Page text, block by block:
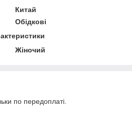
Китай
Обідкові
Жіночий
по передоплаті.